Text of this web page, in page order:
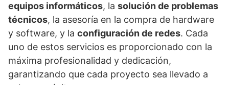
equipos informáticos, la solución de problemas
técnicos, la asesoría en la compra de hardware
y software, y la configuración de redes. Cada
uno de estos servicios es proporcionado con la
máxima profesionalidad y dedicación,
garantizando que cada proyecto sea llevado a